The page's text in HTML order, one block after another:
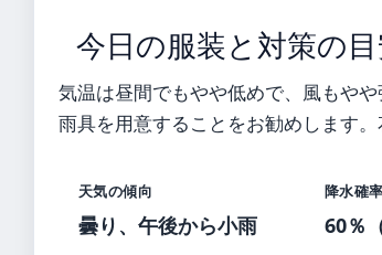
今日の服装と対策の
気温は昼間でもやや低めで、風もや
雨具を用意することをお勧めします
天気の傾向
曇り、午後から小雨
降水確率
60％